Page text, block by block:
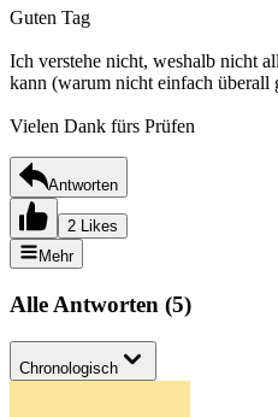
Guten Tag
Ich verstehe nicht, weshalb nicht
kann (warum nicht einfach überall
Vielen Dank fürs Prüfen
Antworten
2 Likes
Mehr
Alle Antworten (5)
Chronologisch